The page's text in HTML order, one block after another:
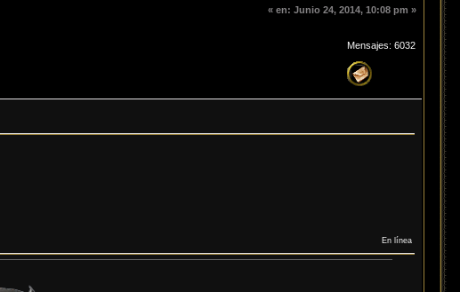
« en: Junio 24, 2014, 10:08 pm »
Mensajes: 6032
En línea